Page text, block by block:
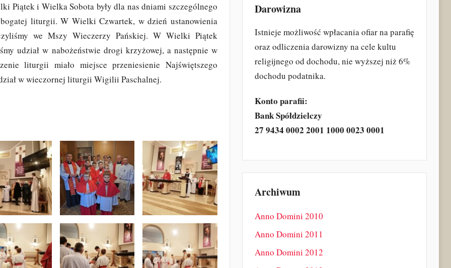
Piątek i Wielka Sobota były dla nas dniami szczególnego
liturgii. W Wielki Czwartek, w dzień ustanowienia
we Mszy Wieczerzy Pańskiej. W Wielki Piątek
udział w nabożeństwie drogi krzyżowej, a następnie w
liturgii miało miejsce przeniesienie Najświętszego
w wieczornej liturgii Wigilii Paschalnej.
Darowizna
Istnieje możliwość wpłacania ofiar na parafię
oraz odliczenia darowizny na cele kultu
religijnego od dochodu, nie wyższej niż 6%
dochodu podatnika.
Konto parafii:
Bank Spółdzielczy
27 9434 0002 2001 1000 0023 0001
Archiwum
Anno Domini 2010
Anno Domini 2011
Anno Domini 2012